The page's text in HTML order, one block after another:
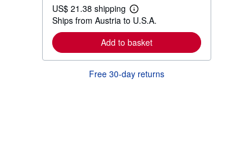
US$ 21.38 shipping
L
e
a
r
n
r
Ships from Austria to U.S.A.
Add to basket
Free 30-day returns